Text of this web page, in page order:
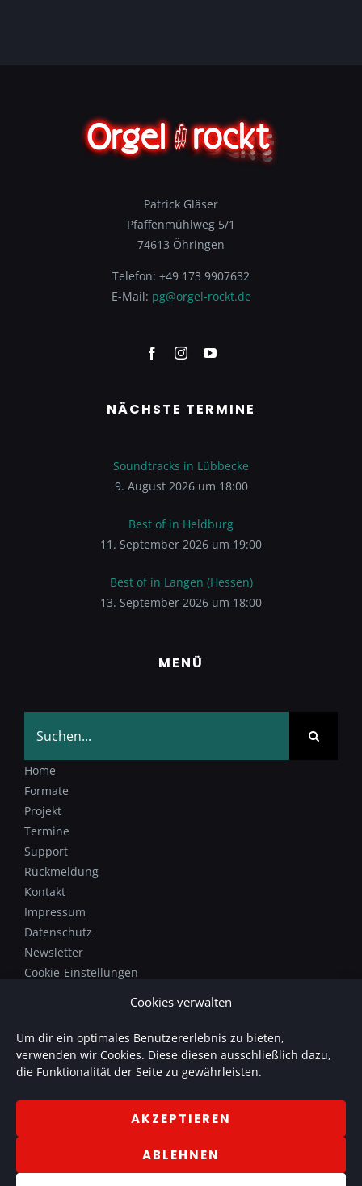
Cookies verwalten
Um dir ein optimales Benutzererlebnis zu bieten,
verwenden wir Cookies. Diese diesen ausschließlich dazu,
die Funktionalität der Seite zu gewährleisten.
AKZEPTIEREN
ABLEHNEN
NÄCHSTE TERMINE
Soundtracks in Lübbecke
9. August 2026 um 18:00
Best of in Heldburg
11. September 2026 um 19:00
Best of in Langen (Hessen)
13. September 2026 um 18:00
Patrick Gläser
Pfaffenmühlweg 5/1
74613 Öhringen
Telefon: +49 173 9907632
E-Mail: pg@orgel-rockt.de
MENÜ
nach:
Home
Formate
Projekt
Termine
Support
Rückmeldung
Kontakt
Impressum
Datenschutz
Newsletter
Cookie-Einstellungen
www.soundmanufaktur.de.
SOUNDmanufaktur bietet individuelle Produktionen mit
Sprache und Musik.